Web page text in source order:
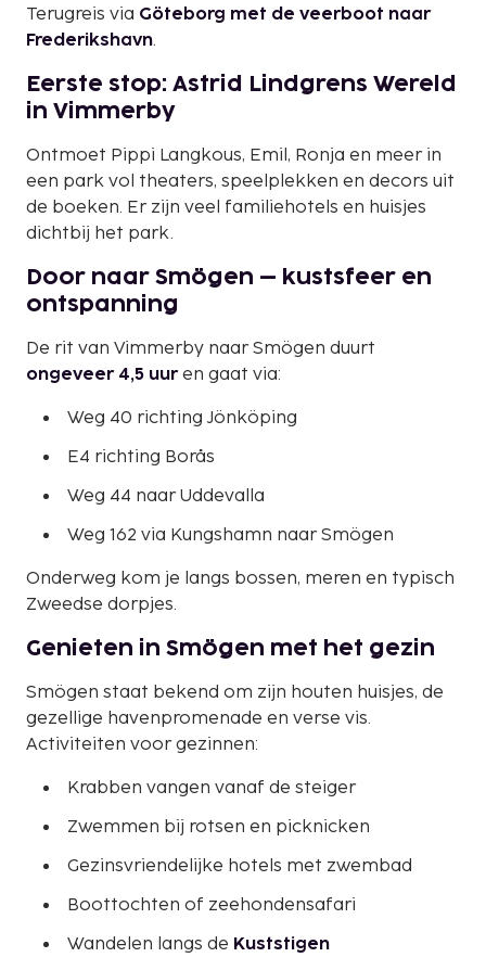
Terugreis via Göteborg met de veerboot naar
Frederikshavn.
Eerste stop: Astrid Lindgrens Wereld
in Vimmerby
Ontmoet Pippi Langkous, Emil, Ronja en meer in
een park vol theaters, speelplekken en decors uit
de boeken. Er zijn veel familiehotels en huisjes
dichtbij het park.
Door naar Smögen – kustsfeer en
ontspanning
De rit van Vimmerby naar Smögen duurt
ongeveer 4,5 uuren gaat via:
Weg 40 richting Jönköping
E4 richting Borås
Weg 44 naar Uddevalla
Weg 162 via Kungshamn naar Smögen
Onderweg kom je langs bossen, meren en typisch
Zweedse dorpjes.
Genieten in Smögen met het gezin
Smögen staat bekend om zijn houten huisjes, de
gezellige havenpromenade en verse vis.
Activiteiten voor gezinnen:
Krabben vangen vanaf de steiger
Zwemmen bij rotsen en picknicken
Gezinsvriendelijke hotels met zwembad
Boottochten of zeehondensafari
Wandelen langs de Kuststigen